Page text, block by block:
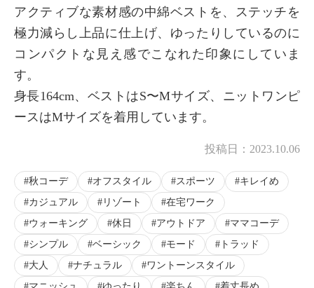
アクティブな素材感の中綿ベストを、ステッチを
極力減らし上品に仕上げ、ゆったりしているのに
コンパクトな見え感でこなれた印象にしていま
す。
身長164cm、ベストはS〜Mサイズ、ニットワンピ
ースはMサイズを着用しています。
投稿日： 2023.10.06
秋コーデ オフスタイル スポーツ
キレイめ
カジュアル
リゾート
在宅ワーク
ウォーキング
休日 アウトドア
ママコーデ
シンプル
ベーシック モード
トラッド
大人
ナチュラル
ワントーンスタイル